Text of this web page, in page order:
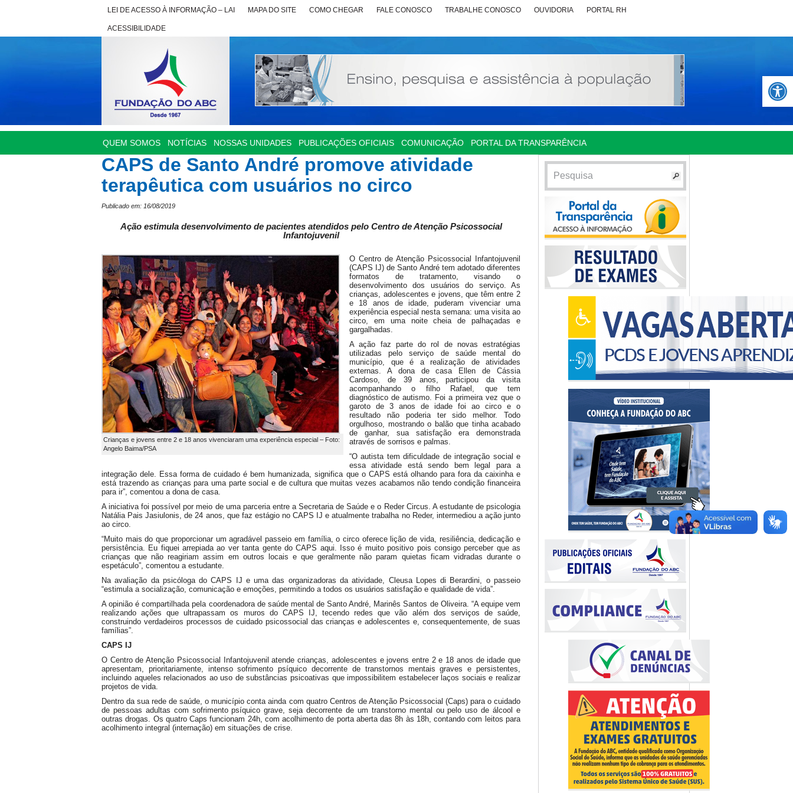
Abrir
LEI DE ACESSO À INFORMAÇÃO – LAI MAPA DO SITE COMO CHEGAR FALE CONOSCO TRABALHE CONOSCO OUVIDORIA PORTAL RH
ACESSIBILIDADE
QUEM SOMOS NOTÍCIAS NOSSAS UNIDADES PUBLICAÇÕES OFICIAIS COMUNICAÇÃO PORTAL DA TRANSPARÊNCIA
CAPS de Santo André promove atividade
terapêutica com usuários no circo
Publicado em: 16/08/2019
Ação estimula desenvolvimento de pacientes atendidos pelo Centro de Atenção Psicossocial
Infantojuvenil
Crianças e jovens entre 2 e 18 anos vivenciaram uma experiência especial – Foto:
Angelo Baima/PSA
O Centro de Atenção Psicossocial Infantojuvenil
(CAPS IJ) de Santo André tem adotado diferentes
formatos de tratamento, visando o
desenvolvimento dos usuários do serviço. As
crianças, adolescentes e jovens, que têm entre 2
e 18 anos de idade, puderam vivenciar uma
experiência especial nesta semana: uma visita ao
circo, em uma noite cheia de palhaçadas e
gargalhadas.
A ação faz parte do rol de novas estratégias
utilizadas pelo serviço de saúde mental do
município, que é a realização de atividades
externas. A dona de casa Ellen de Cássia
Cardoso, de 39 anos, participou da visita
acompanhando o filho Rafael, que tem
diagnóstico de autismo. Foi a primeira vez que o
garoto de 3 anos de idade foi ao circo e o
resultado não poderia ter sido melhor. Todo
orgulhoso, mostrando o balão que tinha acabado
de ganhar, sua satisfação era demonstrada
através de sorrisos e palmas.
“O autista tem dificuldade de integração social e
essa atividade está sendo bem legal para a
integração dele. Essa forma de cuidado é bem humanizada, significa que o CAPS está olhando para fora da caixinha e
está trazendo as crianças para uma parte social e de cultura que muitas vezes acabamos não tendo condição financeira
para ir”, comentou a dona de casa.
A iniciativa foi possível por meio de uma parceria entre a Secretaria de Saúde e o Reder Circus. A estudante de psicologia
Natália Pais Jasiulonis, de 24 anos, que faz estágio no CAPS IJ e atualmente trabalha no Reder, intermediou a ação junto
ao circo.
“Muito mais do que proporcionar um agradável passeio em família, o circo oferece lição de vida, resiliência, dedicação e
persistência. Eu fiquei arrepiada ao ver tanta gente do CAPS aqui. Isso é muito positivo pois consigo perceber que as
crianças que não reagiriam assim em outros locais e que geralmente não param quietas ficam vidradas durante o
espetáculo”, comentou a estudante.
Na avaliação da psicóloga do CAPS IJ e uma das organizadoras da atividade, Cleusa Lopes di Berardini, o passeio
“estimula a socialização, comunicação e emoções, permitindo a todos os usuários satisfação e qualidade de vida”.
A opinião é compartilhada pela coordenadora de saúde mental de Santo André, Marinês Santos de Oliveira. “A equipe vem
realizando ações que ultrapassam os muros do CAPS IJ, tecendo redes que vão além dos serviços de saúde,
construindo verdadeiros processos de cuidado psicossocial das crianças e adolescentes e, consequentemente, de suas
famílias”.
CAPS IJ
O Centro de Atenção Psicossocial Infantojuvenil atende crianças, adolescentes e jovens entre 2 e 18 anos de idade que
apresentam, prioritariamente, intenso sofrimento psíquico decorrente de transtornos mentais graves e persistentes,
incluindo aqueles relacionados ao uso de substâncias psicoativas que impossibilitem estabelecer laços sociais e realizar
projetos de vida.
Dentro da sua rede de saúde, o município conta ainda com quatro Centros de Atenção Psicossocial (Caps) para o cuidado
de pessoas adultas com sofrimento psíquico grave, seja decorrente de um transtorno mental ou pelo uso de álcool e
outras drogas. Os quatro Caps funcionam 24h, com acolhimento de porta aberta das 8h às 18h, contando com leitos para
acolhimento integral (internação) em situações de crise.